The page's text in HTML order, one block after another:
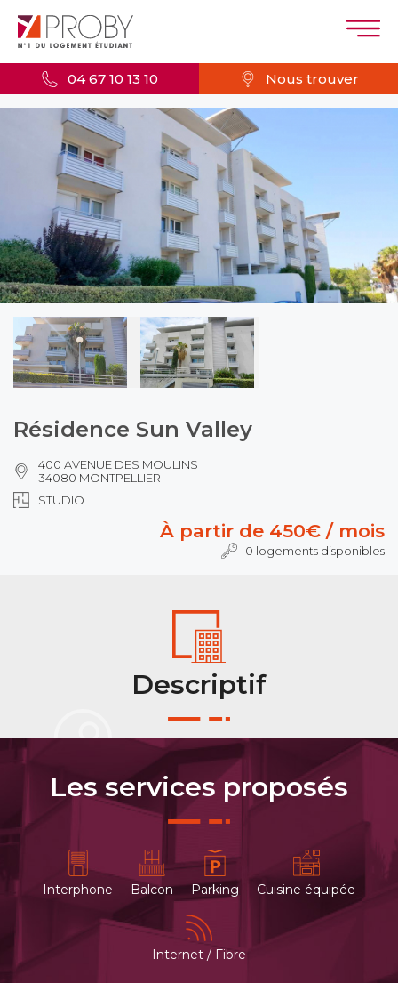
04 67 10 13 10 Nous trouver
Résidence Sun Valley
À partir de 450€ / mois
0 logements disponibles
400 AVENUE DES MOULINS
34080 MONTPELLIER
STUDIO
Descriptif
Les services proposés
Interphone Balcon Parking Cuisine équipée
Internet / Fibre